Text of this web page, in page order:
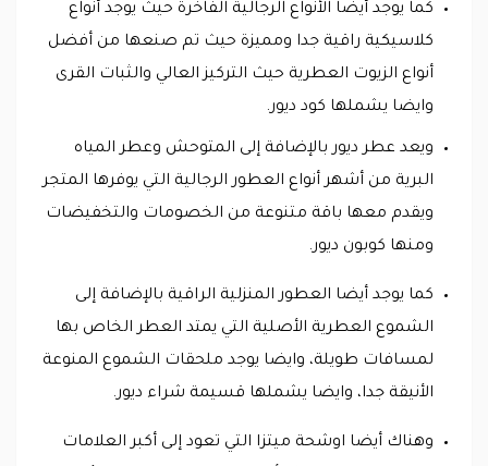
كما يوجد أيضا الأنواع الرجالية الفاخرة حيث يوجد أنواع
كلاسيكية راقية جدا ومميزة حيث تم صنعها من أفضل
أنواع الزيوت العطرية حيث التركيز العالي والثبات القرى
وايضا يشملها كود ديور.
ويعد عطر ديور بالإضافة إلى المتوحش وعطر المياه
البرية من أشهر أنواع العطور الرجالية التي يوفرها المتجر
ويقدم معها باقة متنوعة من الخصومات والتخفيضات
ومنها كوبون ديور.
كما يوجد أيضا العطور المنزلية الراقية بالإضافة إلى
الشموع العطرية الأصلية التي يمتد العطر الخاص بها
لمسافات طويلة، وايضا يوجد ملحقات الشموع المنوعة
الأنيقة جدا، وايضا يشملها قسيمة شراء ديور.
وهناك أيضا اوشحة ميتزا التي تعود إلى أكبر العلامات